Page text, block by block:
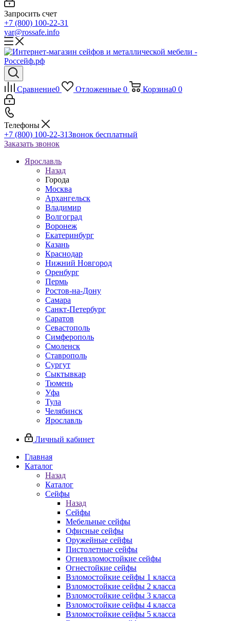
Запросить счет
+7 (800) 100-22-31
yar@rossafe.info
Сравнение0 Отложенные 0 Корзина0 0
Телефоны
+7 (800) 100-22-31Звонок бесплатный
Заказать звонок
Ярославль
Назад
Города
Москва
Архангельск
Владимир
Волгоград
Воронеж
Екатеринбург
Казань
Краснодар
Нижний Новгород
Оренбург
Пермь
Ростов-на-Дону
Самара
Санкт-Петербург
Саратов
Севастополь
Симферополь
Смоленск
Ставрополь
Сургут
Сыктывкар
Тюмень
Уфа
Тула
Челябинск
Ярославль
Личный кабинет
Главная
Каталог
Назад
Каталог
Сейфы
Назад
Сейфы
Мебельные сейфы
Офисные сейфы
Оружейные сейфы
Пистолетные сейфы
Огневзломостойкие сейфы
Огнестойкие сейфы
Взломостойкие сейфы 1 класса
Взломостойкие сейфы 2 класса
Взломостойкие сейфы 3 класса
Взломостойкие сейфы 4 класса
Взломостойкие сейфы 5 класса